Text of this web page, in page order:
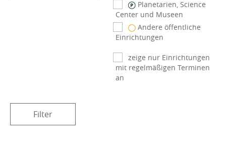
Planetarien, Science
Center und Museen
Andere öffentliche
Einrichtungen
zeige nur Einrichtungen
mit regelmäßigen Terminen
an
Filter